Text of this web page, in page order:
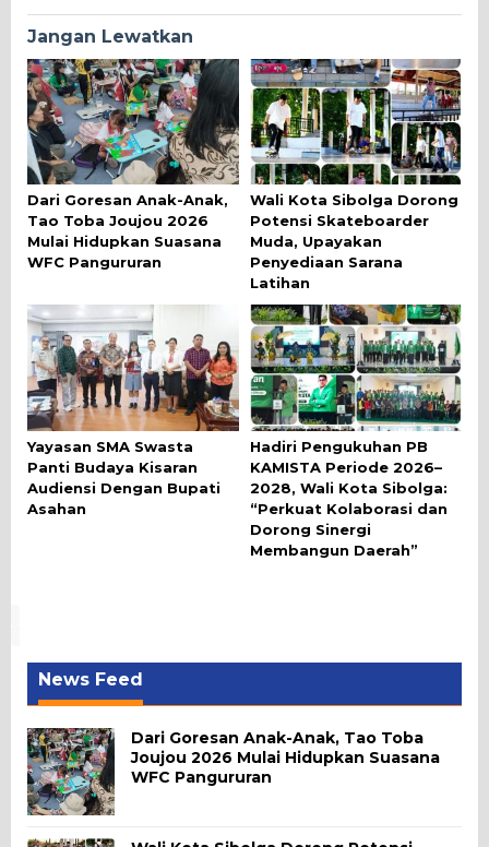
Jangan Lewatkan
Dari Goresan Anak-Anak,
Tao Toba Joujou 2026
Mulai Hidupkan Suasana
WFC Pangururan
Wali Kota Sibolga Dorong
Potensi Skateboarder
Muda, Upayakan
Penyediaan Sarana
Latihan
Yayasan SMA Swasta
Panti Budaya Kisaran
Audiensi Dengan Bupati
Asahan
Hadiri Pengukuhan PB
KAMISTA Periode 2026–
2028, Wali Kota Sibolga:
“Perkuat Kolaborasi dan
Dorong Sinergi
Membangun Daerah”
News Feed
Dari Goresan Anak-Anak, Tao Toba
Joujou 2026 Mulai Hidupkan Suasana
WFC Pangururan